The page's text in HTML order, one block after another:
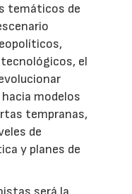
temáticos de
el
modelos
tempranas,
de
y planes de